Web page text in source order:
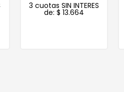
3 cuotas SIN INTERES
de: $ 13.664